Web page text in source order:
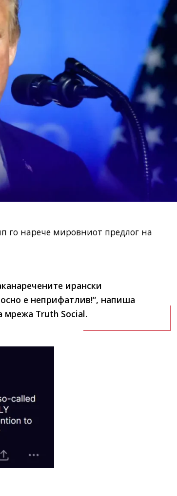
го нарече мировниот предлог на
ирански
е неприфатлив!“, напиша
мрежа Truth Social.